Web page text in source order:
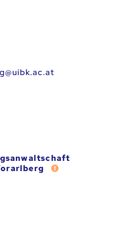
Fehler melden